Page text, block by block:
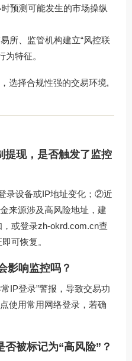
时预测可能发生的市场操纵
所、监管机构建立“风控联
为特征。
选择合规性强的交易环境,
提现，是否触发了监控
录设备或IP地址变化；②近
来源涉及高风险地址，建
，或登录zh-okrd.com.cn查
可恢复。
影响监控吗？
IP登录”警报，导致交易功
使用常用网络登录，若确
被标记为“高风险”？